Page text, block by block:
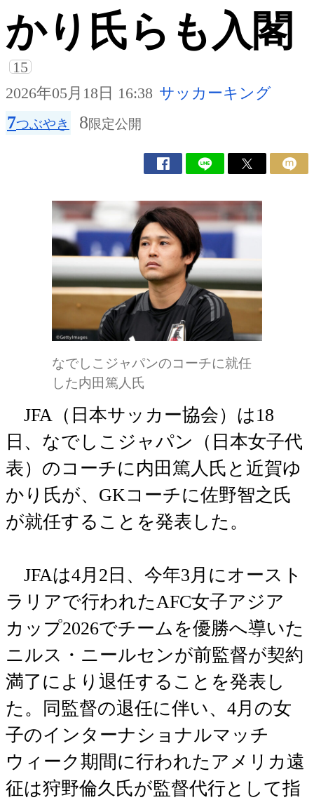
かり氏らも入閣
15
2026年05月18日 16:38 サッカーキング
7つぶやき 8限定公開
なでしこジャパンのコーチに就任
した内田篤人氏
JFA（日本サッカー協会）は18
日、なでしこジャパン（日本女子代
表）のコーチに内田篤人氏と近賀ゆ
かり氏が、GKコーチに佐野智之氏
が就任することを発表した。
JFAは4月2日、今年3月にオースト
ラリアで行われたAFC女子アジア
カップ2026でチームを優勝へ導いた
ニルス・ニールセンが前監督が契約
満了により退任することを発表し
た。同監督の退任に伴い、4月の女
子のインターナショナルマッチ
ウィーク期間に行われたアメリカ遠
征は狩野倫久氏が監督代行として指